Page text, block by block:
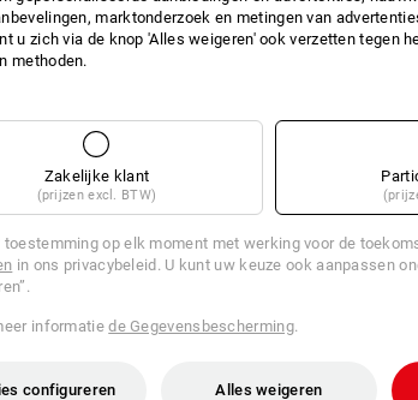
Het schaakbordachtige
In de regel worden dikkere
van vijf tot acht millimeter in
Voor langdurig
2
2 grote
beide? Welke
rechterkant?
Geen
ontelbare
behoeften. Dit
waarmee de
marktonderzoek en metingen van
u zich via de knop 'Alles weigeren' ook verzetten tegen
methoden.
Zakelijke klant
(prijzen excl. BTW)
toestemming op elk moment met werking voor de
in ons privacybeleid. U kunt uw keuze ook aanpassen
informatiede Gegevensbescherming.
configureren Alles weigeren